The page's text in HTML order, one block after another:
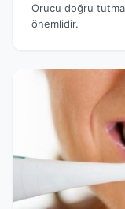
Orucu doğru
önemlidir.